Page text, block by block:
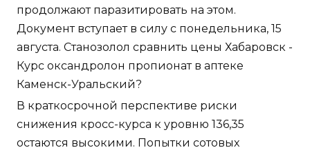
продолжают паразитировать на этом.
Документ вступает в силу с понедельника, 15
августа. Станозолол сравнить цены Хабаровск -
Курс оксандролон пропионат в аптеке
Каменск-Уральский?
В краткосрочной перспективе риски
снижения кросс-курса к уровню 136,35
остаются высокими. Попытки сотовых